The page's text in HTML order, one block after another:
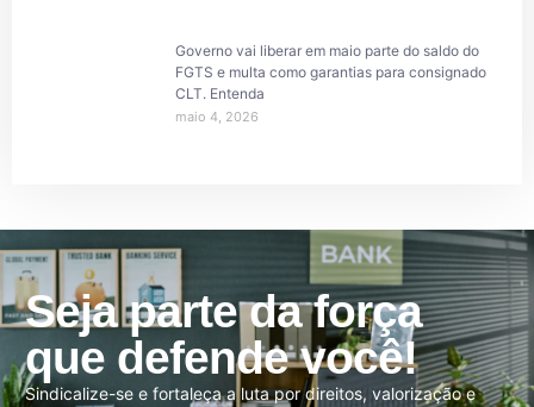
Governo vai liberar em maio parte do saldo do
FGTS e multa como garantias para consignado
CLT. Entenda
maio 4, 2026
Seja parte da força
que defende você!
Sindicalize-se e fortaleça a luta por direitos, valorização e